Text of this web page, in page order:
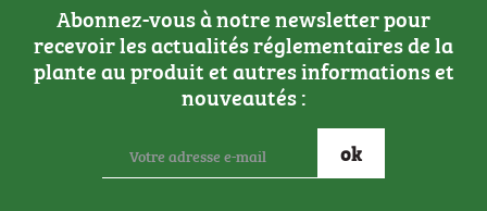
Abonnez-vous à notre newsletter pour
recevoir les actualités réglementaires de la
plante au produit et autres informations et
nouveautés :